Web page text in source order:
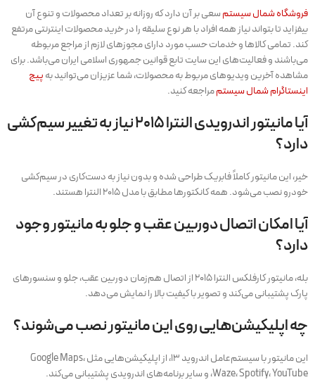
فروشگاه شمال سیستمسعی بر آن دارد که روزانه بر تعداد محصولات و تنوع آن
بیفزاید تا بتواند نیاز همه افراد با هر نوع سلیقه را در خرید محصولات اینترنتی مرتفع
کند. تمامی کالاها و خدمات حسب مورد دارای مجوزهای لازم از مراجع مربوطه
می‌باشند و فعالیت‌های این سایت تابع قوانین جمهوری اسلامی ایران می‌باشد. برای
مشاهده آخرین ویدیوهای مربوط به محصولات، شما عزیزان می‌توانید بهپیج
اینستاگرام شمال سیستممراجعه کنید.
آیا مانیتور اندرویدی النترا ۲۰۱۵ نیاز به تغییر سیم‌کشی
دارد؟
خیر، این مانیتور کاملاً فابریک طراحی شده و بدون نیاز به دست‌کاری در سیم‌کشی
خودرو نصب می‌شود. همه کانکتورها مطابق با مدل ۲۰۱۵ النترا هستند.
آیا امکان اتصال دوربین عقب و جلو به مانیتور وجود
دارد؟
بله، مانیتور کارفلکس النترا ۲۰۱۵ از اتصال هم‌زمان دوربین عقب، جلو و سنسورهای
پارک پشتیبانی می‌کند و تصویر با کیفیت بالا را نمایش می‌دهد.
چه اپلیکیشن‌هایی روی این مانیتور نصب می‌شوند؟
این مانیتور با سیستم‌عامل اندروید ۱۳، از اپلیکیشن‌هایی مثل Google Maps،
Waze، Spotify، YouTube، و سایر برنامه‌های اندرویدی پشتیبانی می‌کند.